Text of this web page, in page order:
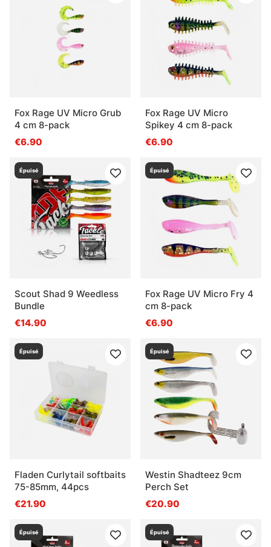
Fox Rage UV Micro Grub
4 cm 8-pack
€6.90
Fox Rage UV Micro
Spikey 4 cm 8-pack
€6.90
Épuisé
Scout Shad 9 Weedless
Bundle
€14.90
Épuisé
Fox Rage UV Micro Fry 4
cm 8-pack
€6.90
Épuisé
Fladen Curlytail softbaits
75-85mm, 44pcs
€21.90
Épuisé
Westin Shadteez 9cm
Perch Set
€20.90
Épuisé Épuisé